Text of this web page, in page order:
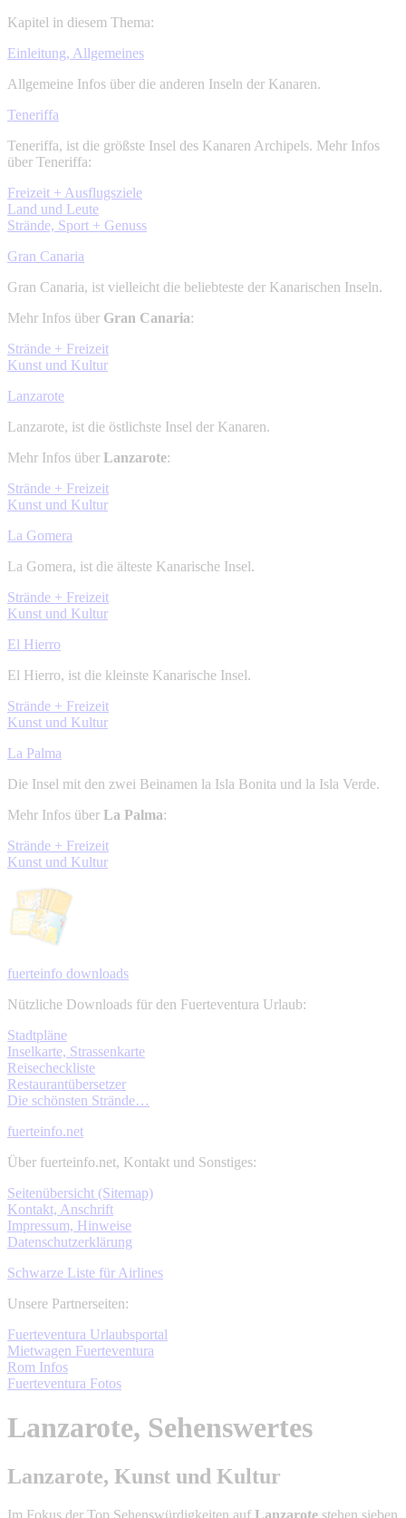
Kapitel in diesem Thema:
Einleitung, Allgemeines
Allgemeine Infos über die anderen Inseln der Kanaren.
Teneriffa
Teneriffa, ist die größste Insel des Kanaren Archipels. Mehr Infos
über Teneriffa:
Freizeit + Ausflugsziele
Land und Leute
Strände, Sport + Genuss
Gran Canaria
Gran Canaria, ist vielleicht die beliebteste der Kanarischen Inseln.
Mehr Infos über Gran Canaria:
Strände + Freizeit
Kunst und Kultur
Lanzarote
Lanzarote, ist die östlichste Insel der Kanaren.
Mehr Infos über Lanzarote:
Strände + Freizeit
Kunst und Kultur
La Gomera
La Gomera, ist die älteste Kanarische Insel.
Strände + Freizeit
Kunst und Kultur
El Hierro
El Hierro, ist die kleinste Kanarische Insel.
Strände + Freizeit
Kunst und Kultur
La Palma
Die Insel mit den zwei Beinamen la Isla Bonita und la Isla Verde.
Mehr Infos über La Palma:
Strände + Freizeit
Kunst und Kultur
fuerteinfo downloads
Nützliche Downloads für den Fuerteventura Urlaub:
Stadtpläne
Inselkarte, Strassenkarte
Reisecheckliste
Restaurantübersetzer
Die schönsten Strände…
fuerteinfo.net
Über fuerteinfo.net, Kontakt und Sonstiges:
Seitenübersicht (Sitemap)
Kontakt, Anschrift
Impressum, Hinweise
Datenschutzerklärung
Schwarze Liste für Airlines
Unsere Partnerseiten:
Fuerteventura Urlaubsportal
Mietwagen Fuerteventura
Rom Infos
Fuerteventura Fotos
Lanzarote, Sehenswertes
Lanzarote, Kunst und Kultur
Im Fokus der Top Sehenswürdigkeiten auf Lanzarote stehen sieben